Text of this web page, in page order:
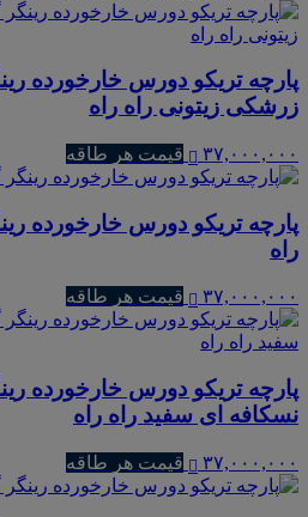
پارچه تریکو دورس خارخورده
زرشکی زیتونی راه راه
۳۷,۰۰۰,۰۰۰ قیمت هر طاقه
پارچه تریکو دورس خارخورده
راه
۳۷,۰۰۰,۰۰۰ قیمت هر طاقه
پارچه تریکو دورس خارخورده
نسکافه ای سفید راه راه
۳۷,۰۰۰,۰۰۰ قیمت هر طاقه